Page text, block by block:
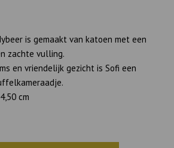
is gemaakt van katoen met een
zachte vulling.
en vriendelijk gezicht is Sofi een
cm